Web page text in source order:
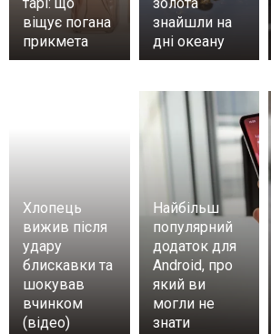
віщує погана
прикмета
знайшли на
дні океану
Хлопець
вижив після
удару
блискавки та
шокував
вчинком
(відео)
Найбільш
популярний
додаток для
Android, про
який ви
могли не
знати